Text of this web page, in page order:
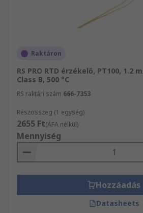
Raktáron
RS PRO RTD érzékelő, PT100, 1.2
Class B, 500 °C
RS raktári szám 666-7353
Részösszeg (1 egység)
2655 Ft(ÁFA nélkül)
Mennyiség
Hozzáadás
Datasheets